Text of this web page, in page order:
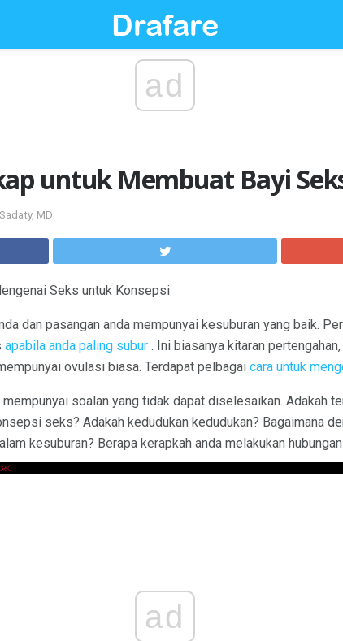
ad
untuk Membuat Bayi
MD
Seks untuk Konsepsi
dan pasangan anda mempunyai kesuburan yang baik.
apabila anda paling subur . Ini biasanya kitaran
ovulasi biasa. Terdapat pelbagai cara untuk
soalan yang tidak dapat diselesaikan. Adakah
seks? Adakah kedudukan kedudukan? Bagaimana
kesuburan? Berapa kerapkah anda melakukan
ad